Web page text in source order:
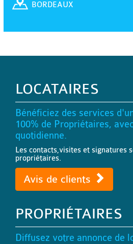
BORDEAUX
LOCATAIRES
Bénéficiez des services
100% de Propriétaires,
quotidienne.
Les contacts,visites et signatures
propriétaires.
Avis de clients
PROPRIÉTAIRES
Diffusez votre annonce de